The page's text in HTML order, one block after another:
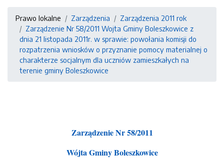
Prawo lokalne Zarządzenia
Zarządzenia 2011 rok
Zarządzenie Nr 58/2011 Wojta Gminy Boleszkowice z
dnia 21 listopada 2011r. w sprawie: powołania komisji do
rozpatrzenia wniosków o przyznanie pomocy materialnej o
charakterze socjalnym dla uczniów zamieszkałych na
terenie gminy Boleszkowice
Zarządzenie Nr 58/2011
Wójta Gminy Boleszkowice